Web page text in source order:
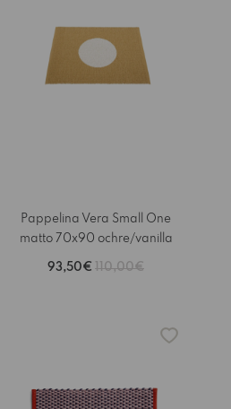
Pappelina Vera Small One
matto 70x90 ochre/vanilla
93,50€ 110,00€